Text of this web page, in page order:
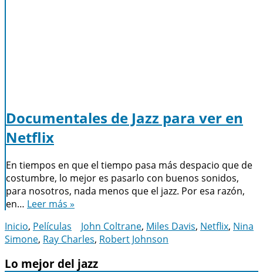
Documentales de Jazz para ver en
Netflix
En tiempos en que el tiempo pasa más despacio que de
costumbre, lo mejor es pasarlo con buenos sonidos,
para nosotros, nada menos que el jazz. Por esa razón,
en… Leer más »
Inicio, Películas John Coltrane, Miles Davis, Netflix, Nina
Simone, Ray Charles, Robert Johnson
Lo mejor del jazz